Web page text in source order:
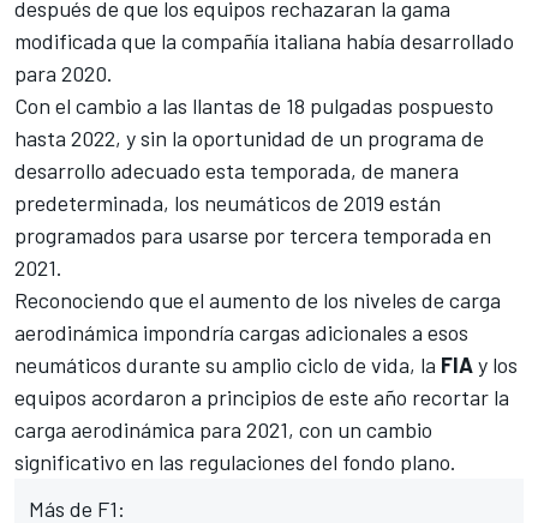
después de que los equipos rechazaran la gama
modificada que la compañía italiana había desarrollado
para 2020.
Con el cambio a las llantas de 18 pulgadas pospuesto
hasta 2022, y sin la oportunidad de un programa de
desarrollo adecuado esta temporada, de manera
predeterminada, los neumáticos de 2019 están
programados para usarse por tercera temporada en
2021.
Reconociendo que el aumento de los niveles de carga
aerodinámica impondría cargas adicionales a esos
neumáticos durante su amplio ciclo de vida, la FIAy los
equipos acordaron a principios de este año recortar la
carga aerodinámica para 2021, con un cambio
significativo en las regulaciones del fondo plano.
Más de F1: